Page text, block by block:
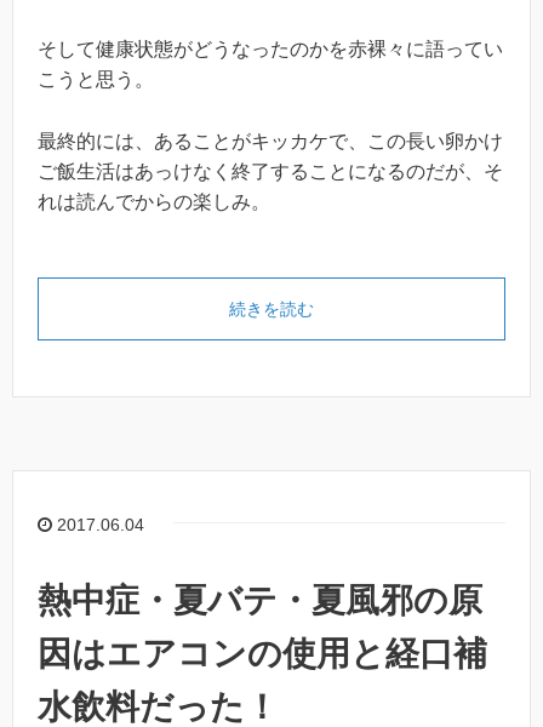
そして健康状態がどうなったのかを赤裸々に語ってい
こうと思う。
最終的には、あることがキッカケで、この長い卵かけ
ご飯生活はあっけなく終了することになるのだが、そ
れは読んでからの楽しみ。
続きを読む
2017.06.04
熱中症・夏バテ・夏風邪の原
因はエアコンの使用と経口補
水飲料だった！